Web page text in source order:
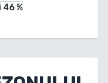
46%